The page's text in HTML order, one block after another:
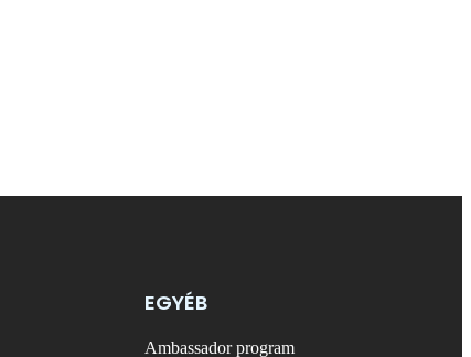
EGYÉB
Ambassador program